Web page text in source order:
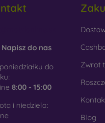
dotyku. Jest to precyzyjne
- Dzięki
na telefon. Do produkcji
- Szkło służy jedynie
komórkowych. Wadą jest to,
Materiał z recyklingu
-
pochodzących z recyklingu,
jest obecnie bardzo ważna.
Napisz do nas
do
8:00 - 15:00
i niedziela:
Zwrot
Blog